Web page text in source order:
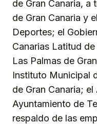
de Gran Canaria, a
de Gran Canaria y
Deportes; el
Canarias Latitud
Las Palmas de
Instituto Municipal
de Gran Canaria;
Ayuntamiento de
respaldo de las